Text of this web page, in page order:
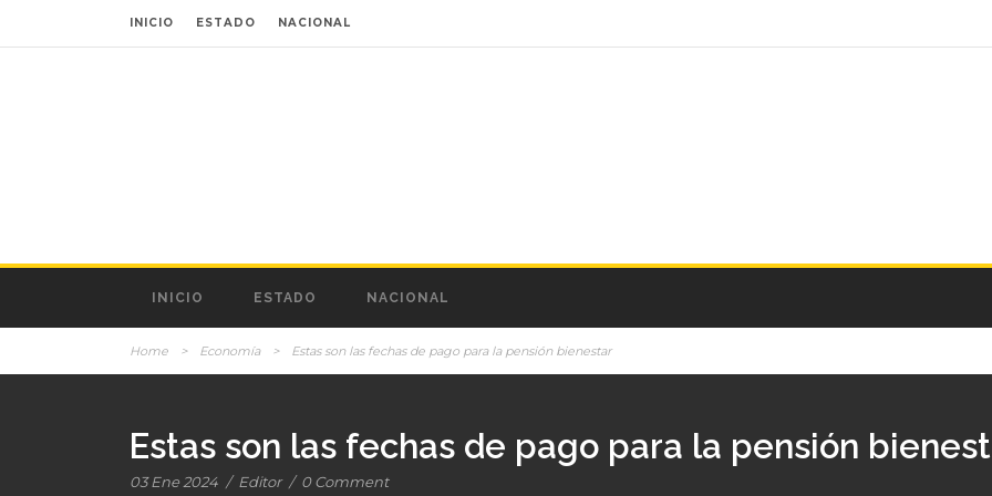
INICIO ESTADO NACIONAL
INICIO ESTADO NACIONAL
Home > Economía > Estas son las fechas de pago para la pensión bienestar
Estas son las fechas de pago para la pensión
03 Ene 2024 / Editor / 0 Comment